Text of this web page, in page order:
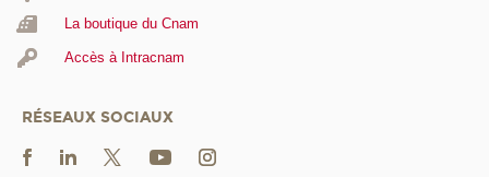
La boutique du Cnam
Accès à Intracnam
RÉSEAUX SOCIAUX